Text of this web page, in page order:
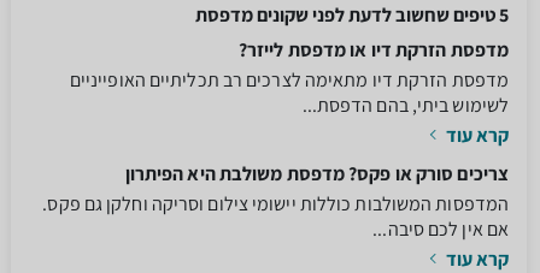
5 טיפים שחשוב לדעת לפני שקונים מדפסת
מדפסת הזרקת דיו או מדפסת לייזר?
מדפסת הזרקת דיו מתאימה לצרכים רב תכליתיים האופייניים
לשימוש ביתי, בהם הדפסת...
קרא עוד
צריכים סורק או פקס? מדפסת משולבת היא הפיתרון
המדפסות המשולבות כוללות יישומי צילום וסריקה וחלקן גם פקס.
אם אין לכם סיבה...
קרא עוד